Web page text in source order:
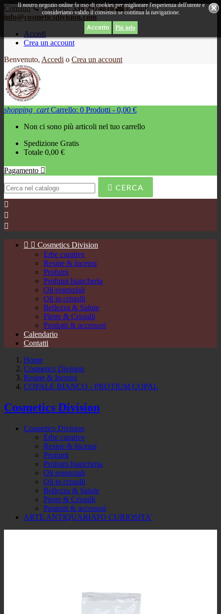
Contatto Telefono: 338 2974816
E-mail:
info@cosmeticsdivision.com
Accedi
Crea un account
Benvenuto, Accedi o Crea un account
shopping_cart Carrello: 0 Prodotti - 0,00 €
Non ci sono più articoli nel tuo carrello
Spedizione Gratis
Totale 0,00 €
Pagamento 
 CERCA
Il nostro negozio online fa uso di cookies per migliorare l'esperienza dell'utente e
consideriamo valido il consenso se continua la navigazione.
Piú info



  Cosmetics Division
Erbe curative
Resine & Incensi
Profumi
Profumi biancheria
Oli essenziali
Oli in cristalli
Bellezza & Salute
Pietre & Cristalli
Prodotti & accessori
Calendario
Contatti
Home
Cosmetics Division
Resine & Incensi
COPALE BIANCO - PROTIUM COPAL
Cosmetics Division
Cosmetics Division
Erbe curative
Resine & Incensi
Profumi
Profumi biancheria
Oli essenziali
Oli in cristalli
Bellezza & Salute
Pietre & Cristalli
Prodotti & accessori
ARTE ANTIQUARIATO CURIOSITA'